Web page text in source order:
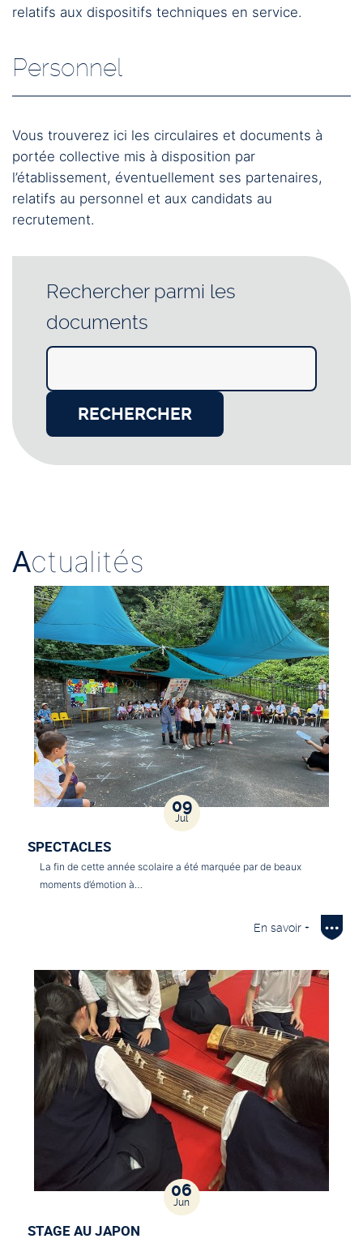
relatifs aux dispositifs techniques en service.
Personnel
Vous trouverez ici les circulaires et documents à
portée collective mis à disposition par
l’établissement, éventuellement ses partenaires,
relatifs au personnel et aux candidats au
recrutement.
Rechercher parmi les
documents
Actualités
09
Jul
SPECTACLES
La fin de cette année scolaire a été marquée par de beaux
moments d’émotion à…
En savoir +
06
Jun
STAGE AU JAPON